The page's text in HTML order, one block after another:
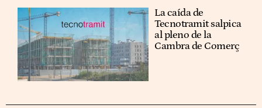
La caída de
Tecnotramit salpica
al pleno de la
Cambra de Comerç